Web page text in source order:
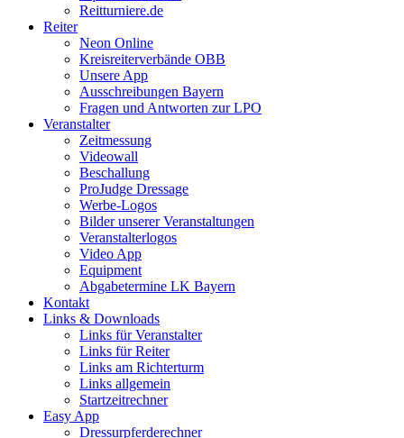
Reitturniere.de
Reiter
Neon Online
Kreisreiterverbände OBB
Unsere App
Ausschreibungen Bayern
Fragen und Antworten zur LPO
Veranstalter
Zeitmessung
Videowall
Beschallung
ProJudge Dressage
Werbe-Logos
Bilder unserer Veranstaltungen
Veranstalterlogos
Video App
Equipment
Abgabetermine LK Bayern
Kontakt
Links & Downloads
Links für Veranstalter
Links für Reiter
Links am Richterturm
Links allgemein
Startzeitrechner
Easy App
Dressurpferderechner